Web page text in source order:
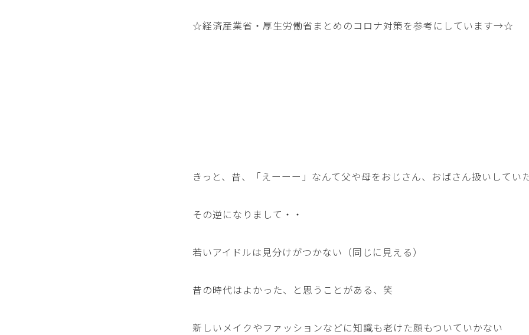
☆経済産業省・厚生労働省まとめのコロナ対策を参考にしています→☆
きっと、昔、「えーーー」なんて父や母をおじさん、おばさん扱いしてい
その逆になりまして・・
若いアイドルは見分けがつかない（同じに見える）
昔の時代はよかった、と思うことがある、笑
新しいメイクやファッションなどに知識も老けた顔もついていかない